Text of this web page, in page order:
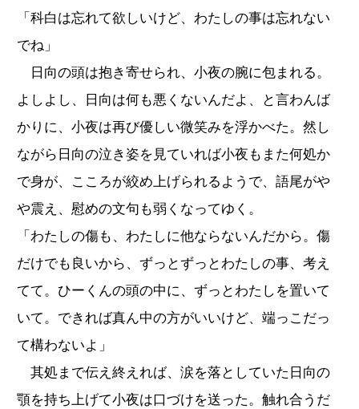
「科白は忘れて欲しいけど、わたしの事は忘れない
でね」
日向の頭は抱き寄せられ、小夜の腕に包まれる。
よしよし、日向は何も悪くないんだよ、と言わんば
かりに、小夜は再び優しい微笑みを浮かべた。然し
ながら日向の泣き姿を見ていれば小夜もまた何処か
で身が、こころが絞め上げられるようで、語尾がや
や震え、慰めの文句も弱くなってゆく。
「わたしの傷も、わたしに他ならないんだから。傷
だけでも良いから、ずっとずっとわたしの事、考え
てて。ひーくんの頭の中に、ずっとわたしを置いて
いて。できれば真ん中の方がいいけど、端っこだっ
て構わないよ」
其処まで伝え終えれば、涙を落としていた日向の
顎を持ち上げて小夜は口づけを送った。触れ合うだ